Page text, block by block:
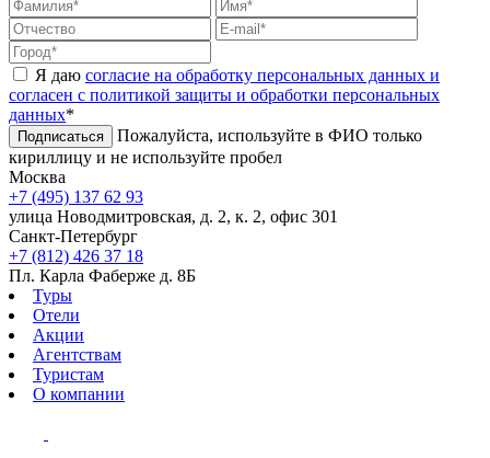
Я даю согласие на обработку персональных данных и
согласен с политикой защиты и обработки персональных
данных*
Подписаться
Пожалуйста, используйте в ФИО только
кириллицу и не используйте пробел
Москва
+7 (495) 137 62 93
улица Новодмитровская, д. 2, к. 2, офис 301
Санкт-Петербург
+7 (812) 426 37 18
Пл. Карла Фаберже д. 8Б
Туры
Отели
Акции
Агентствам
Туристам
О компании